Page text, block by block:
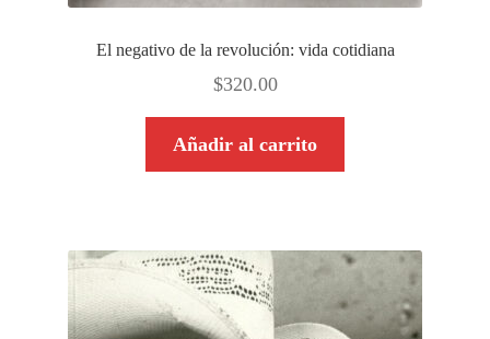
El negativo de la revolución: vida cotidiana
$320.00
Añadir al carrito